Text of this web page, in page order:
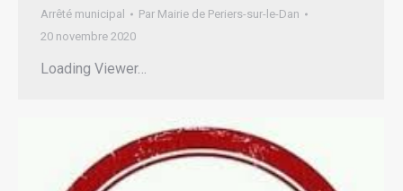
Arrêté municipal Par Mairie de Periers-sur-le-Dan
20 novembre 2020
Loading Viewer…